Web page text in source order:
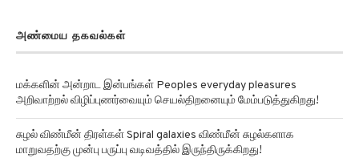
அறிவாற்றல் விழிப்புணர்வையும் செயல்திறனையும் மேம்படுத்துகிறது!
சுழல் விண்மீன் திரள்கள் Spiral galaxies விண்மீன் சுழல்களாக
மாறுவதற்கு முன்பு பருப்பு வடிவத்தில் இருந்திருக்கிறது!